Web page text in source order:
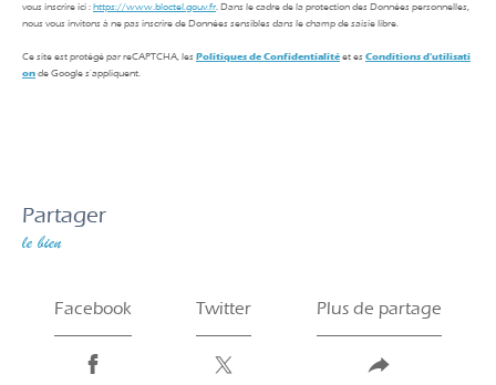
vous inscrire ici : https://www.bloctel.gouv.fr. Dans le cadre de la protection des Données personnelles,
nous vous invitons à ne pas inscrire de Données sensibles dans le champ de saisie libre.
Ce site est protégé par reCAPTCHA, les Politiques de Confidentialité et es Conditions d'utilisati
on de Google s'appliquent.
partager
le bien
Facebook Twitter Plus de partage